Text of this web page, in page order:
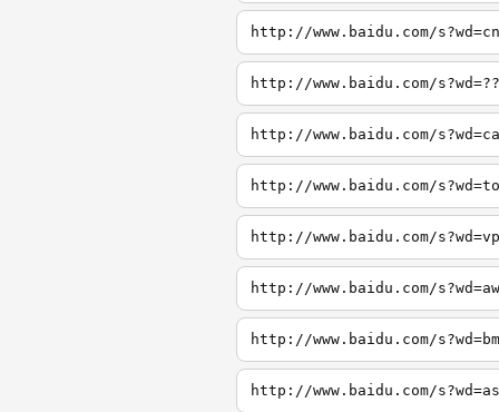
http://www.baidu.com/
http://www.baidu.com/
http://www.baidu.com/
http://www.baidu.com/
http://www.baidu.com/
http://www.baidu.com/
http://www.baidu.com/
http://www.baidu.com/